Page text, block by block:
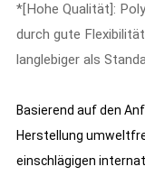
*[Hohe Qualität]:
durch gute
langlebiger als
Basierend auf den
Herstellung
einschlägigen